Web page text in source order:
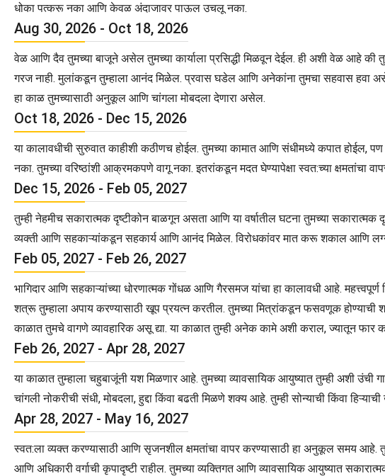
धोका पत्करू नका आणि केवळ अंदाजावर पाऊल उचलू नका.
Aug 30, 2026 - Oct 18, 2026
वेळ आणि दैव तुमच्या बाजूने असेल तुमच्या कार्याला प्रसिद्धी मिळवून देईल. ही अशी वेळ आहे की
गरज नाही. मुलांकडून तुम्हाला आनंद मिळेल. प्रवास घडेल आणि अनेकांना तुमचा सहवास हवा
हा काळ तुमच्यासाठी अनुकूल आणि चांगला मोबदला देणारा असेल.
Oct 18, 2026 - Dec 15, 2026
या कालावधीची सुरुवात काहीशी कठीणच होईल. तुमच्या कामात आणि संधीमध्ये कपात
नका. तुमच्या वरिष्ठांशी आक्रमकपणे वागू नका. इतरांकडून मदत घेण्यापेक्षा स्वत:च्या क्षमतांचा
Dec 15, 2026 - Feb 05, 2027
तुम्ही नेहमीच सकारात्मक दृष्टीकोन बाळगून असता आणि या वर्षातील घटना तुमच्या
व्यक्ती आणि सहकाऱ्यांकडून सहकार्य आणि आनंद मिळेल. विरोधकांवर मात करू शकाल आणि लग्न
Feb 05, 2027 - Feb 26, 2027
भागिदार आणि सहकाऱ्यांच्या धोरणात्मक गोंधळ आणि गैरसमज यांचा हा कालावधी आहे.
शत्रू तुम्हाला अपाय करण्यासाठी खूप प्रयत्न करतील. तुमच्या मित्रांकडून फसवणूक होण्याची
काळात तुमचे वागणे व्यावहारिक असू द्या. या काळात तुम्ही अनेक कामे अशी कराल, ज्यातून
Feb 26, 2027 - Apr 28, 2027
या काळात तुम्हाला चहुबाजूंनी यश मिळणार आहे. तुमच्या व्यावसायिक आयुष्यात तुम्ही अशी
चांगली नोकरीची संधी, मोबदला, हुद्दा किंवा बढती मिळणे शक्य आहे. तुम्ही सोन्याची किंवा
Apr 28, 2027 - May 16, 2027
स्वत:ला व्यक्त करण्यासाठी आणि सृजनशील क्षमतांचा वापर करण्यासाठी हा अनुकूल समय आहे.
आणि अधिकारी वर्गाची कृपादृष्टी राहील. तुमच्या व्यक्तिगत आणि व्यावसायिक आयुष्यात